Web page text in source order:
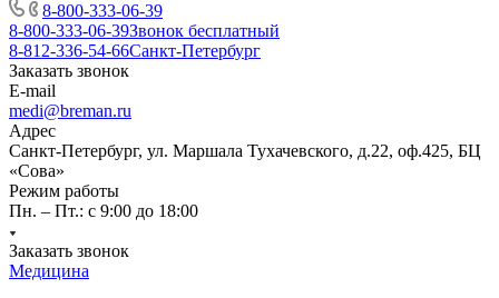
8-800-333-06-39
8-800-333-06-39Звонок бесплатный
8-812-336-54-66Санкт-Петербург
Заказать звонок
E-mail
medi@breman.ru
Адрес
Санкт-Петербург, ул. Маршала Тухачевского, д.22, оф.425, БЦ
«Сова»
Режим работы
Пн. – Пт.: с 9:00 до 18:00
Заказать звонок
Медицина